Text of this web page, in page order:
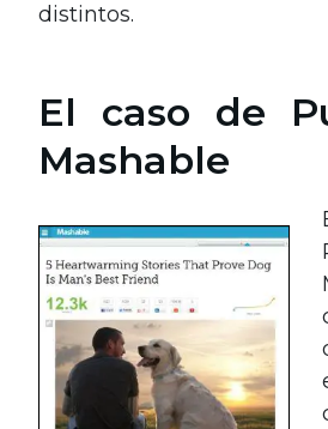
distintos.
El caso de
Mashable